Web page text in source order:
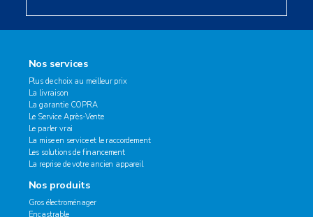
Nos services
Plus de choix au meilleur prix
La livraison
La garantie COPRA
Le Service Après-Vente
Le parler vrai
La mise en service et le raccordement
Les solutions de financement
La reprise de votre ancien appareil
Nos produits
Gros électroménager
Encastrable